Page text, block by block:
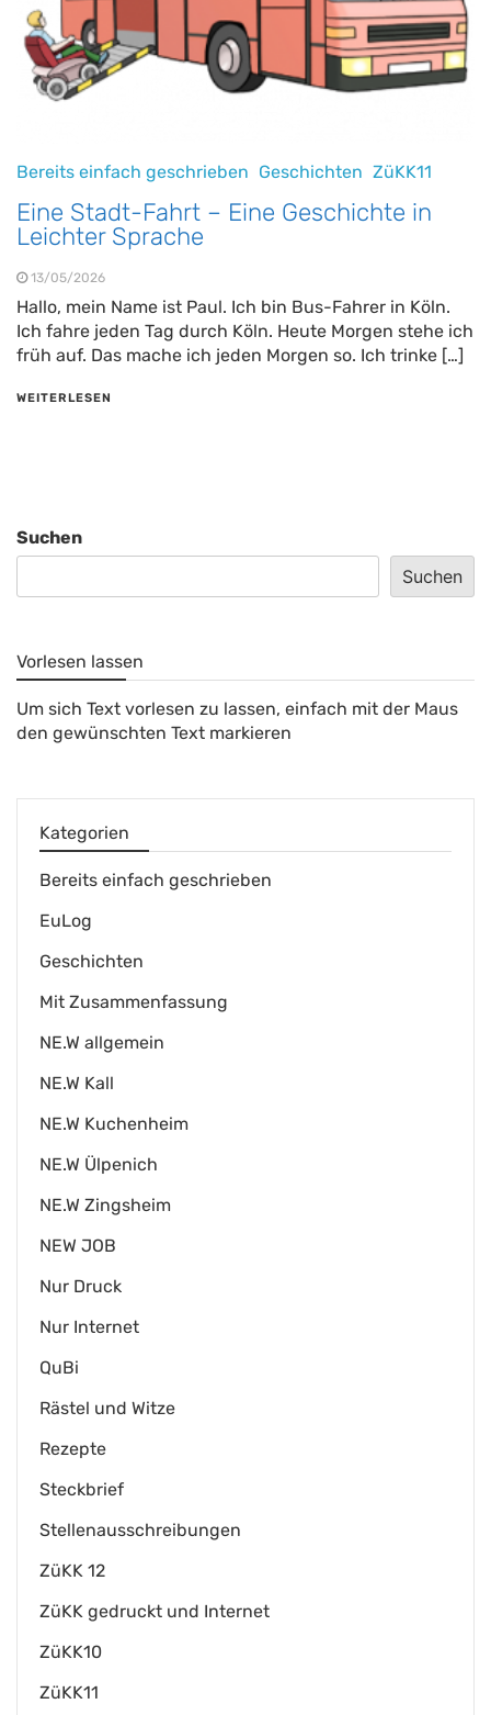
Bereits einfach geschrieben Geschichten ZüKK11
Eine Stadt-Fahrt – Eine Geschichte in
Leichter Sprache
13/05/2026
Hallo, mein Name ist Paul. Ich bin Bus-Fahrer in Köln.
Ich fahre jeden Tag durch Köln. Heute Morgen stehe ich
früh auf. Das mache ich jeden Morgen so. Ich trinke […]
WEITERLESEN
Suchen
Suchen
Vorlesen lassen
Um sich Text vorlesen zu lassen, einfach mit der Maus
den gewünschten Text markieren
Kategorien
Bereits einfach geschrieben
EuLog
Geschichten
Mit Zusammenfassung
NE.W allgemein
NE.W Kall
NE.W Kuchenheim
NE.W Ülpenich
NE.W Zingsheim
NEW JOB
Nur Druck
Nur Internet
QuBi
Rästel und Witze
Rezepte
Steckbrief
Stellenausschreibungen
ZüKK 12
ZüKK gedruckt und Internet
ZüKK10
ZüKK11